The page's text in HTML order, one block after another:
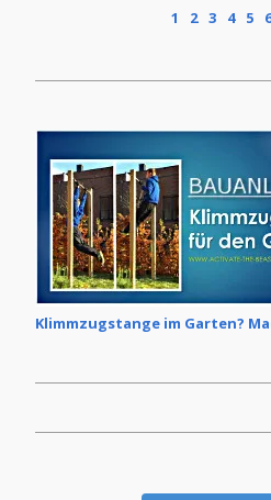
Frage, wie Du denn
1 2 3 4 5
Klimmzugstange im Garten?